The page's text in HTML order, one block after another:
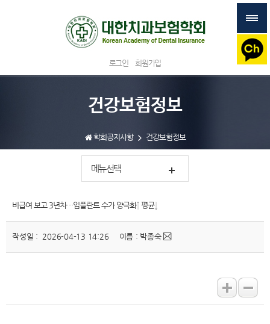
로그인 회원가입
건강보험정보
학회공지사항 건강보험정보
메뉴선택
비급여 보고 3년차…임플란트 수가 양극화↑ 평균↓
작성일 : 2026-04-13 14:26 이름 : 박종숙